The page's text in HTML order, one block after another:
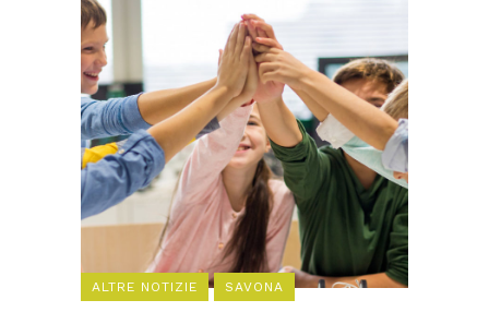
ALTRE NOTIZIE SAVONA